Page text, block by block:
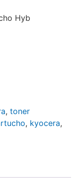
Hyb
, toner
, kyocera,